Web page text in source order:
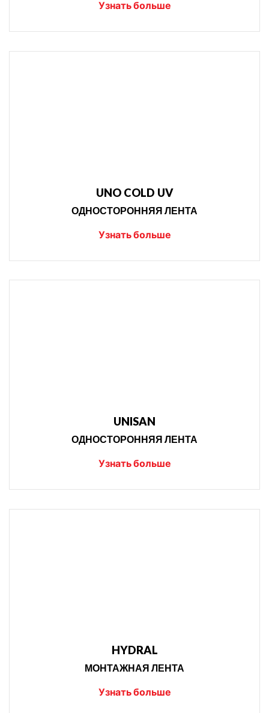
Узнать больше
UNO COLD UV
ОДНОСТОРОННЯЯ ЛЕНТА
Узнать больше
UNISAN
ОДНОСТОРОННЯЯ ЛЕНТА
Узнать больше
HYDRAL
МОНТАЖНАЯ ЛЕНТА
Узнать больше